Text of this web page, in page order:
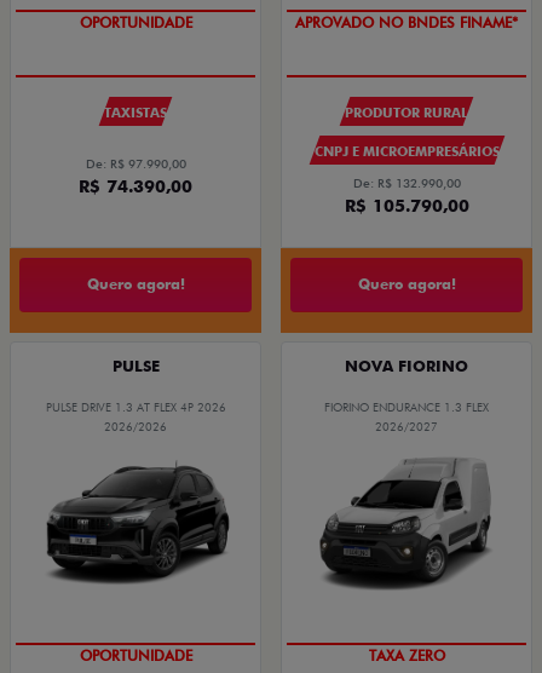
OPORTUNIDADE
TAXISTAS
De: R$ 97.990,00
R$ 74.390,00
Quero agora!
APROVADO NO BNDES FINAME*
PRODUTOR RURAL
CNPJ E MICROEMPRESÁRIOS
De: R$ 132.990,00
R$ 105.790,00
Quero agora!
PULSE
PULSE DRIVE 1.3 AT FLEX 4P 2026
2026/2026
OPORTUNIDADE
NOVA FIORINO
FIORINO ENDURANCE 1.3 FLEX
2026/2027
TAXA ZERO